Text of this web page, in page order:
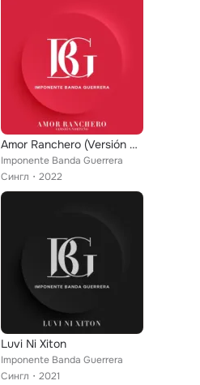
Amor Ranchero (Versión Norteño)
Imponente Banda Guerrera
Сингл
2022
Luvi Ni Xiton
Imponente Banda Guerrera
Сингл
2021